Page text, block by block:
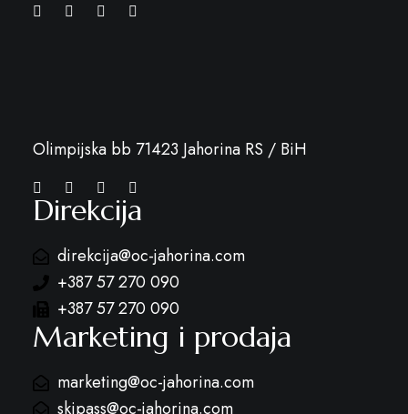
Olimpijska bb 71423 Jahorina RS / BiH
Direkcija
direkcija@oc-jahorina.com
+387 57 270 090
+387 57 270 090
Marketing i prodaja
marketing@oc-jahorina.com
skipass@oc-jahorina.com